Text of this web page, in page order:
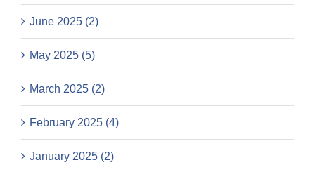
June 2025 (2)
May 2025 (5)
March 2025 (2)
February 2025 (4)
January 2025 (2)